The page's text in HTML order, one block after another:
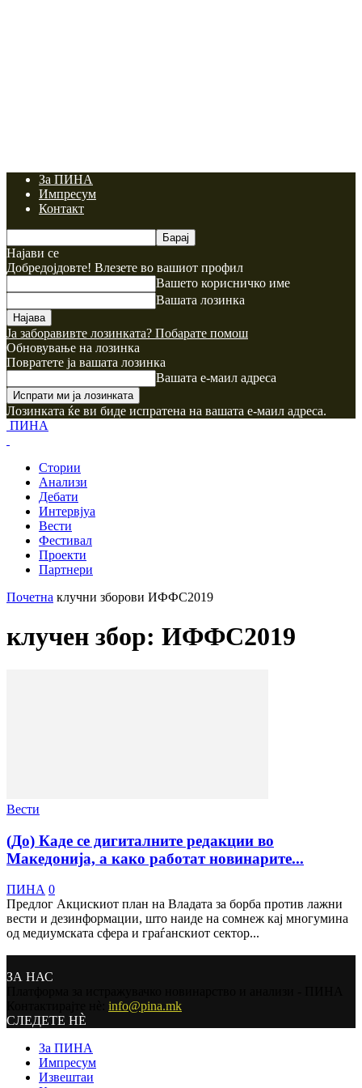
За ПИНА
Импресум
Контакт
Најави се
Добредојдовте! Влезете во вашиот профил
Вашето корисничко име
Вашата лозинка
Ја заборавивте лозинката? Побарате помош
Обновување на лозинка
Повратете ја вашата лозинка
Вашата е-маил адреса
Лозинката ќе ви биде испратена на вашата е-маил адреса.
ПИНА
Стории
Анализи
Дебати
Интервјуа
Вести
Фестивал
Проекти
Партнери
Почетна клучни зборови ИФФС2019
клучен збор: ИФФС2019
Вести
(До) Каде се дигиталните редакции во
Македонија, а како работат новинарите...
ПИНА 0
Предлог Акцискиот план на Владата за борба против лажни
вести и дезинформации, што наиде на сомнеж кај многумина
од медиумската сфера и граѓанскиот сектор...
ЗА НАС
info@pina.mk
СЛЕДЕТЕ НЀ
За ПИНА
Импресум
Извештаи